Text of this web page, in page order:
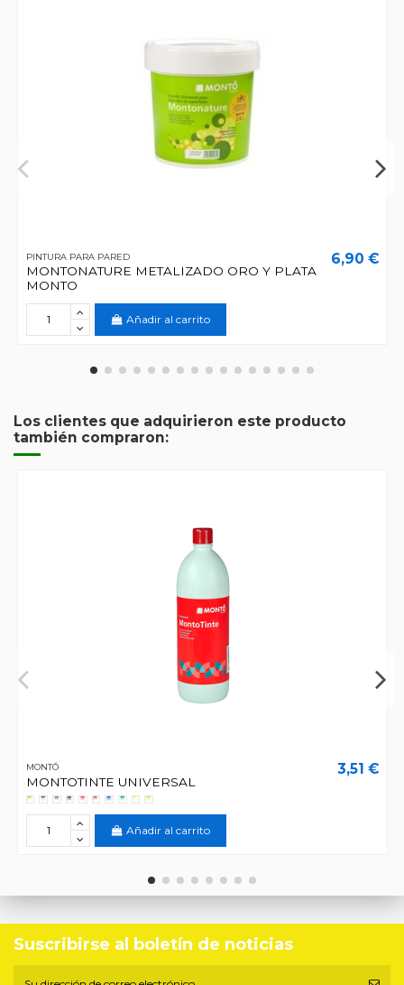
PINTURA PARA PARED
MONTONATURE METALIZADO ORO Y PLATA
MONTO
6,90 €
Añadir al carrito
Los clientes que adquirieron este producto
también compraron:
MONTÓ
MONTOTINTE UNIVERSAL
3,51 €
Añadir al carrito
Suscribirse al boletín de noticias